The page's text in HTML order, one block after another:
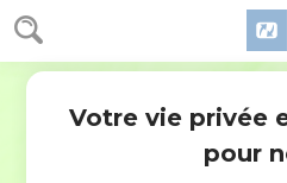
Matthieu 4
frères, Simon, appelé Pierre, et
un filet dans le lac ; c’étaient en
Il leur dit : « Suivez-moi et je
Aussitôt, ils laissèrent les
Il alla plus loin et vit deux
Votre vie privée
pour